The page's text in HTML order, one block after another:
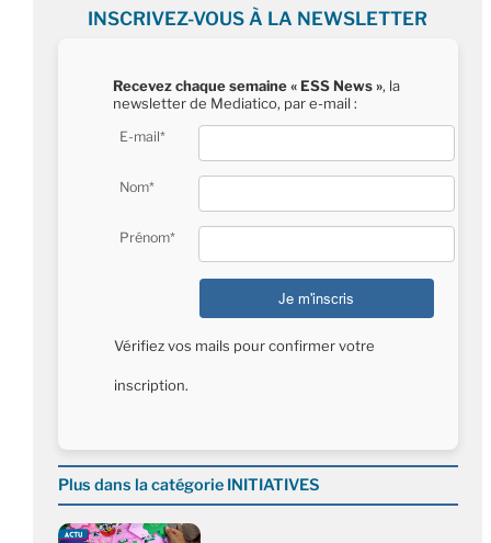
INSCRIVEZ-VOUS À LA NEWSLETTER
Recevez chaque semaine « ESS News », la
newsletter de Mediatico, par e-mail :
E-mail*
Nom*
Prénom*
Vérifiez vos mails pour confirmer votre
inscription.
Plus dans la catégorie INITIATIVES